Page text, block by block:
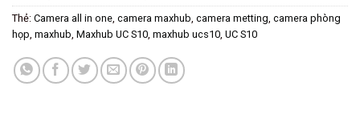
Thẻ: Camera all in one camera maxhub camera metting camera phòng
họp maxhub Maxhub UC S10 maxhub ucs10 UC S10